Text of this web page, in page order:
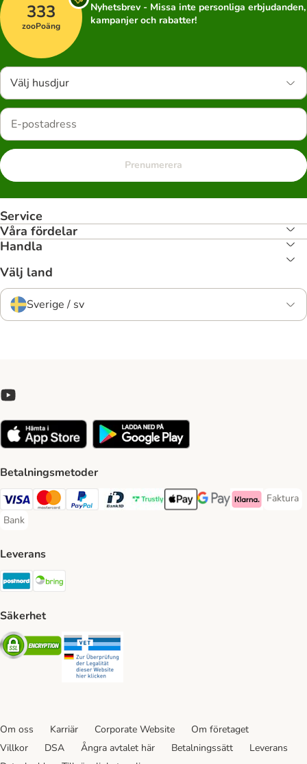
333
zooPoäng
Nyhetsbrev - Missa inte personliga erbjudanden,
kampanjer och rabatter!
Välj husdjur
Prenumerera
Service
Våra fördelar
Handla
Välj land
Sverige / sv
Betalningsmetoder
Visa Payment Method
Mastercard Payment Method
PayPal Payment Method
BankID Payment Method
Trustly Payment Method
Apple Pay Payment Method
Googple Pay Payment
Klarna Payment
Faktura
Faktura
Bank
Bank Payment Method
Leverans
Postnord Shipping Method
Säkerhet
Security
Om oss Karriär Corporate Website
Om företaget
Villkor
DSA Ångra avtalet här Betalningssätt
Leverans